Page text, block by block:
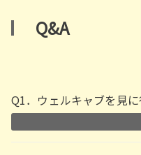
Q&A
Q1．ウェルキャブを見